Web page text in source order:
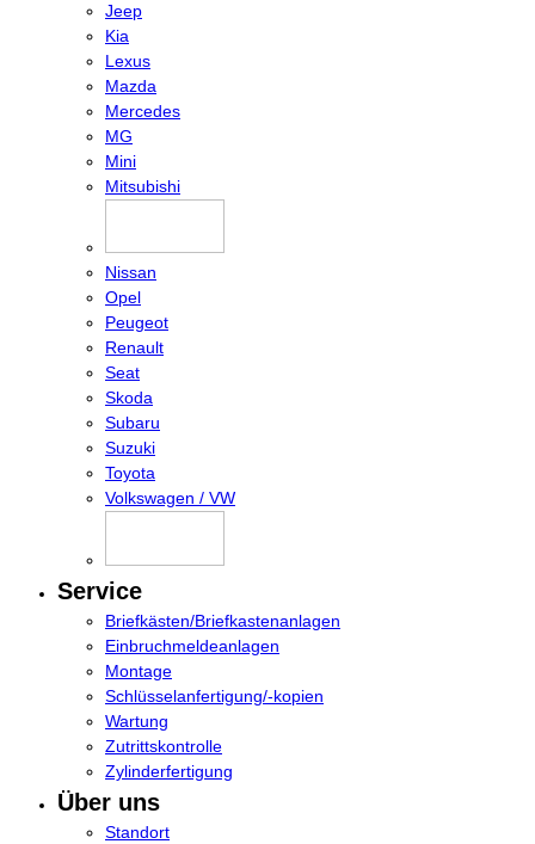
Jeep
Kia
Lexus
Mazda
Mercedes
MG
Mini
Mitsubishi
Nissan
Opel
Peugeot
Renault
Seat
Skoda
Subaru
Suzuki
Toyota
Volkswagen / VW
Service
Briefkästen/Briefkastenanlagen
Einbruchmeldeanlagen
Montage
Schlüsselanfertigung/-kopien
Wartung
Zutrittskontrolle
Zylinderfertigung
Über uns
Standort